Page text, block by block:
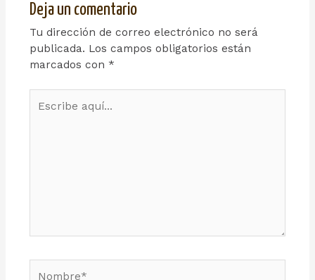
Deja un comentario
Tu dirección de correo electrónico no será
publicada. Los campos obligatorios están
marcados con *